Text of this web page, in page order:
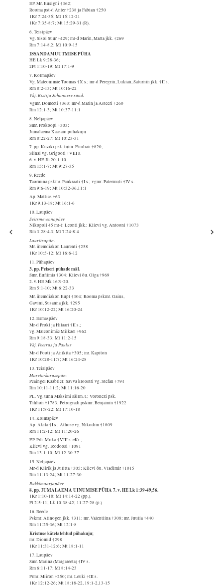
EP. Mr. Eusigni †362;
Rooma pst-d Anter †238 ja Fabian †250
1Kr 7:24-35; Mt 15:12-21
1Kr 7:35-8:7; Mt 15:29-31 (R).
6. Teisipäev
Vg. Sisoi Suur †429; mr-d Marin, Marta jkk. †269
Rm 7:14-8.2; Mt 10:9-15
ISSANDAMUUTMISE PÜHA
HE Lk 9:28-36;
2Pt 1:10-19; Mt 17:1-9
7. Kolmapäev
Vg. Maleonimäe Toomas †X s.; mr-d Peregrin, Lukian, Saturnin jkk. †II s.
Rm 8:2-13; Mt 10:16-22
Vkj. Ristija Johannese sünd.
Vgmr. Domeeti †363; mr-d Marin ja Asteeri †260
Rm 12:1-3; Mt 10:37-11:1
8. Neljapäev
Smr. Prokoopi †303;
Jumalaema Kaasani pühakuju
Rm 8:22-27; Mt 10:23-31
7. pp. Küziki psk. tunn. Emilian †820;
Siinai vg. Grigoori †VIII s.
6. v. HE Jh 20:1-10.
Rm 15:1-7; Mt 9:27-35
9. Reede
Taormina pskmr. Pankraati †I s.; vgmr. Patermuti †IV s.
Rm 9:6-19; Mt 10:32-36,11:1
Ap. Mattias †63
1Kr 9.13-18; Mt 16:1-6
10. Laupäev
Seitsmevennapäev
Nikopoli 45 mr-t: Leonti jkk.; Kiievi vg. Antooni †1073
Rm 3:28-4.3; Mt 7:24-8:4
Lauritsapäev
Mr. ülemdiakon Laurenti †258
1Kr 10:5-12; Mt 16:6-12
11. Pühapäev
3. pp. Petseri pühade mäl.
Smr. Eufiimia †304; Kiievi õu. Olga †969
2. v. HE Mk 16:9-20.
Rm 5:1-10; Mt 6:22-33
Mr. ülemdiakon Eupl †304; Rooma pskmr. Gaius,
Gavini, Susanna jkk. †295
1Kr 10:12-22; Mt 16:20-24
12. Esmaspäev
Mr-d Prokl ja Hilaari †II s.;
vg. Maleonimäe Miikael †962
Rm 9:18-33; Mt 11:2-15
Vkj. Peetrus ja Paulus
Mr-d Footi ja Anikita †305; mr. Kapiton
1Kr 10:28-11:7; Mt 16:24-28
13. Teisipäev
Mareta-karusepäev
Peaingel Kaabriel; Savva kloostri vg. Stefan †794
Rm 10:11-11:2; Mt 11:16-20
PL. Vg. tunn Maksimi säilm. t.; Voroneži psk.
Tihhon †1783; Petrogradi pskmr. Benjamin †1922
1Kr 11:8-22; Mt 17:10-18
14. Kolmapäev
Ap. Akila †I s.; Athose vg. Nikodim †1809
Rm 11:2-12; Mt 11:20-26
EP. Prh. Miika †VIII s. eKr.;
Kiievi vg. Teodoosi †1091
Rm 13:1-10; Mt 12:30-37
15. Neljapäev
Mr-d Kiirik ja Julitta †305; Kiievi õu. Vladimir †1015
Rm 11:13-24; Mt 11:27-30
Rukkimaarjapäev
8. pp. JUMALAEMA UINUMISE PÜHA 7. v. HE Lk 1:39-49,56.
1Kr 1:10-18; Mt 14:14-22 (pp.).
Fl 2:5-11; Lk 10:38-42; 11:27-28 (p.)
16. Reede
Pskmr. Atinogen jkk. †311; mr. Valentiina †308; mr. Juulia †440
Rm 11:25-36; Mt 12:1-8
Kristuse kätetatehtud pühakuju;
mr. Diomid †298
1Kr 11:31-12:6; Mt 18:1-11
17. Laupäev
Smr. Marina (Margareeta) †IV s.
Rm 6:11-17; Mt 8:14-23
Prmr. Miiron †250; mr. Leuki †III s.
1Kr 12:12-26; Mt 18:18-22, 19:1-2,13-15